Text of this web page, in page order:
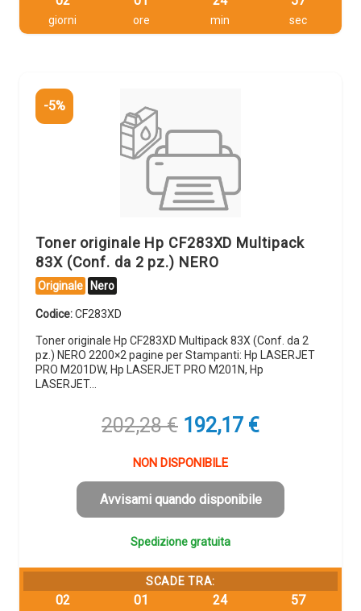
giorni ore min sec
-5%
Toner originale Hp CF283XD Multipack
83X (Conf. da 2 pz.) NERO
Originale Nero
Codice:CF283XD
Toner originale Hp CF283XD Multipack 83X (Conf. da 2
pz.) NERO 2200×2 pagine per Stampanti: Hp LASERJET
PRO M201DW, Hp LASERJET PRO M201N, Hp
LASERJET…
202,28€ Il
originale
era:
202,28 €.
192,17 €Il
è:
192,17 €.
NON DISPONIBILE
Avvisami quando disponibile
Spedizione gratuita
SCADE TRA:
02 01 24 56